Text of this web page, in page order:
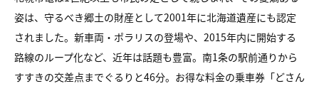
姿は、守るべき郷土の財産として2001年に北海道遺産にも認定
されました。新車両・ポラリスの登場や、2015年内に開始する
路線のループ化など、近年は話題も豊富。南1条の駅前通りから
すすきの交差点までぐるりと46分。お得な料金の乗車券「どさん